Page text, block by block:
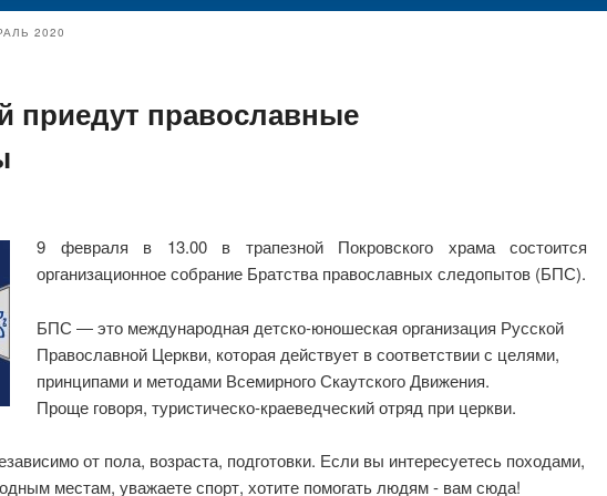
2020
приедут православные
9 февраля в 13.00 в трапезной Покровского храма состоится
организационное собрание Братства православных следопытов (БПС).
БПС ― это международная детско-юношеская организация Русской
Православной Церкви, которая действует в соответствии с целями,
принципами и методами Всемирного Скаутского Движения.
Проще говоря, туристическо-краеведческий отряд при церкви.
от пола, возраста, подготовки. Если вы интересуетесь походами,
местам, уважаете спорт, хотите помогать людям - вам сюда!